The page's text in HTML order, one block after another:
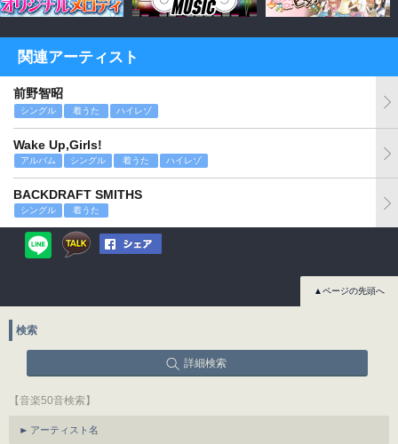
関連アーティスト
前野智昭
シングル 着うた ハイレゾ
Wake Up,Girls!
アルバム シングル 着うた ハイレゾ
BACKDRAFT SMITHS
シングル 着うた
▲ページの先頭へ
検索
詳細検索
【音楽50音検索】
アーティスト名